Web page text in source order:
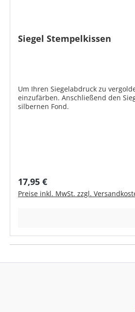
Siegel Stempelkissen
Um Ihren Siegelabdruck zu
einzufärben. Anschließend den
silbernen Fond.
Regulärer Preis:
17,95 €
Preise inkl. MwSt. zzgl.